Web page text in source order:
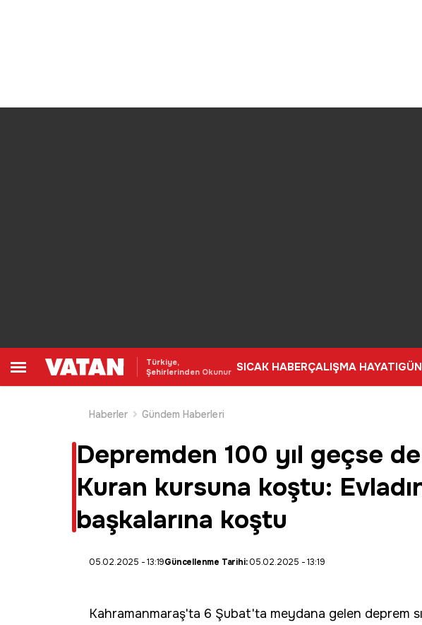
Türkiye,
Şehirlerinden Okunur SICAK HABERÇALIŞMA HAYATI
Haberler
Gündem Haberleri
Depremden 100 yıl geçse
Kuran kursuna koştu:
başkalarına koştu
05.02.2025 - 13:19Güncellenme Tarihi:05.02.2025 - 13:19
Kahramanmaraş'ta 6 Şubat'ta meydana gelen deprem